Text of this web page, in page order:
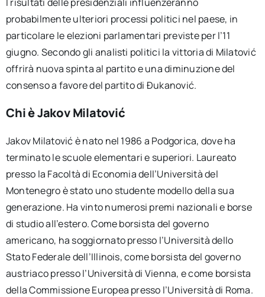
probabilmente ulteriori processi politici nel paese, in
particolare le elezioni parlamentari previste per l’11
giugno. Secondo gli analisti politici la vittoria di Milatović
offrirà nuova spinta al partito e una diminuzione del
consenso a favore del partito di Đukanović.
Chi èJakov Milatović
Jakov Milatović è nato nel 1986 a Podgorica, dove ha
terminato le scuole elementari e superiori. Laureato
presso la Facoltà di Economia dell’Università del
Montenegro è stato uno studente modello della sua
generazione. Ha vinto numerosi premi nazionali e borse
di studio all’estero. Come borsista del governo
americano, ha soggiornato presso l’Università dello
Stato Federale dell’Illinois, come borsista del governo
austriaco presso l’Università di Vienna, e come borsista
della Commissione Europea presso l’Università di Roma.